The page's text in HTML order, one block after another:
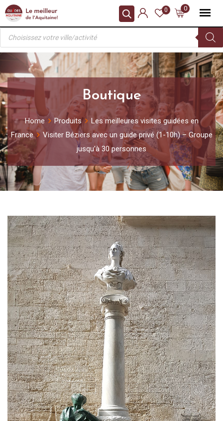
Skip
content
0
0
Recherche
produits
Boutique
Home Produits
Les meilleures visites guidées en
France
Visiter Béziers avec un guide privé (1-10h) – Groupe
jusqu’à 30 personnes